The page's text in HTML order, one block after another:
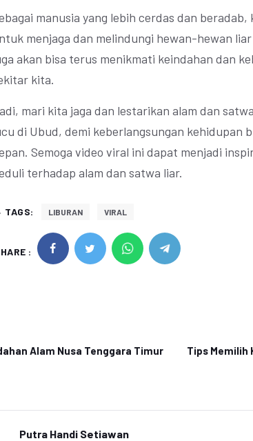
manusia yang lebih cerdas dan
menjaga dan melindungi hewan-hewan
akan bisa terus menikmati keindahan dan
kita.
mari kita jaga dan lestarikan alam dan
di Ubud, demi keberlangsungan kehidupan
Semoga video viral ini dapat menjadi
terhadap alam dan satwa liar.
TAGS: LIBURAN VIRAL
:
Alam Nusa Tenggara Timur
Tips Memilih
Putra Handi Setiawan